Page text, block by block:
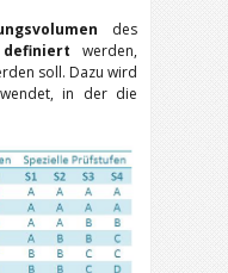
des
werden,
soll. Dazu wird
in der die